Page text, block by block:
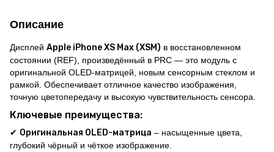
Описание
Дисплей Apple iPhone XS Max (XSM) в восстановленном
состоянии (REF), произведённый в PRC — это модуль с
оригинальной OLED-матрицей, новым сенсорным стеклом и
рамкой. Обеспечивает отличное качество изображения,
точную цветопередачу и высокую чувствительность сенсора.
Ключевые преимущества:
✔ Оригинальная OLED-матрица – насыщенные цвета,
глубокий чёрный и чёткое изображение.